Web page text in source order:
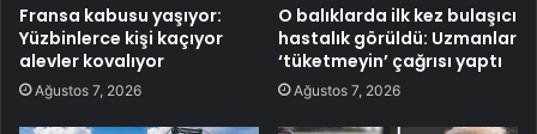
Fransa kabusu yaşıyor:
Yüzbinlerce kişi kaçıyor
alevler kovalıyor
Ağustos 7, 2026
O balıklarda ilk kez bulaşıcı
hastalık görüldü: Uzmanlar
‘tüketmeyin’ çağrısı yaptı
Ağustos 7, 2026